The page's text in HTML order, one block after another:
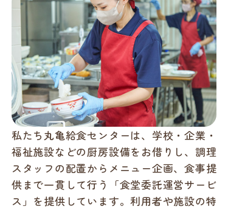
私たち丸亀給食センターは、学校・企業・
福祉施設などの厨房設備をお借りし、調理
スタッフの配置からメニュー企画、食事提
供まで一貫して行う「食堂委託運営サービ
ス」を提供しています。利用者や施設の特